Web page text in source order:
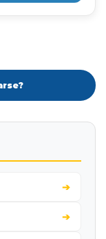
➔
➔